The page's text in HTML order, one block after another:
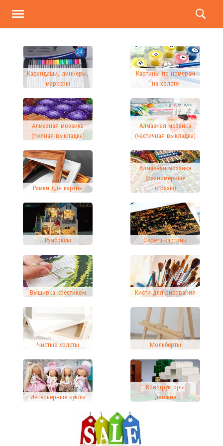
Карандаши, линнеры,
маркеры
Картины по номерам
на холсте
Алмазная мозаика
(полная выкладка)
Алмазная мозаика
(частичная выкладка)
Рамки для картин
Алмазная мозаика
(разномерные
стразы)
Румбоксы Скретч-картины
Вышивка крестиком Кисти для рисования
Чистые холсты Мольберты
Интерьерные куклы
Конструкторы
детские